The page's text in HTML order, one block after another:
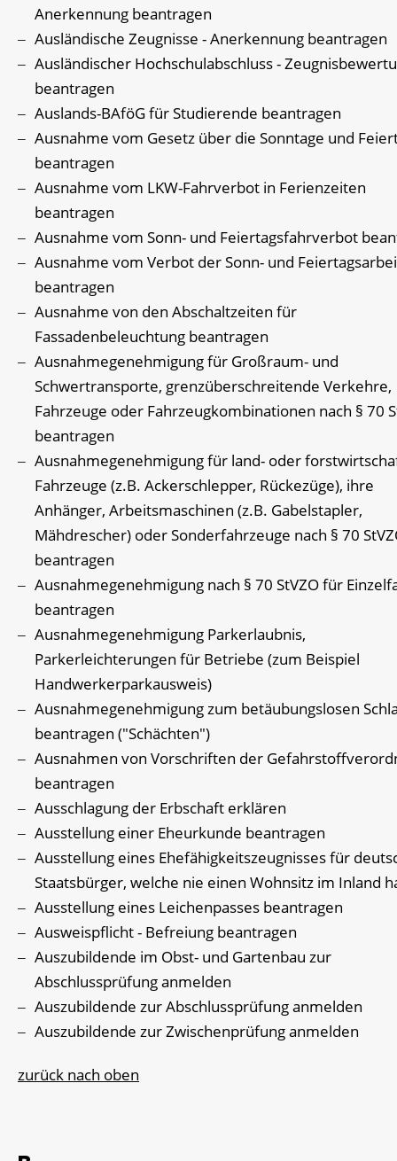
Anerkennung beantragen
Ausländische Zeugnisse - Anerkennung beantragen
Ausländischer Hochschulabschluss -
beantragen
Auslands-BAföG für Studierende beantragen
Ausnahme vom Gesetz über die Sonntage und
beantragen
Ausnahme vom LKW-Fahrverbot in Ferienzeiten
beantragen
Ausnahme vom Sonn- und Feiertagsfahrverbot
Ausnahme vom Verbot der Sonn- und
beantragen
Ausnahme von den Abschaltzeiten für
Fassadenbeleuchtung beantragen
Ausnahmegenehmigung für Großraum- und
Schwertransporte, grenzüberschreitende Verkehre,
Fahrzeuge oder Fahrzeugkombinationen nach § 70
beantragen
Ausnahmegenehmigung für land- oder
Fahrzeuge (z.B. Ackerschlepper, Rückezüge), ihre
Anhänger, Arbeitsmaschinen (z.B. Gabelstapler,
Mähdrescher) oder Sonderfahrzeuge nach § 70
beantragen
Ausnahmegenehmigung nach § 70 StVZO für
beantragen
Ausnahmegenehmigung Parkerlaubnis,
Parkerleichterungen für Betriebe (zum Beispiel
Handwerkerparkausweis)
Ausnahmegenehmigung zum betäubungslosen
beantragen ("Schächten")
Ausnahmen von Vorschriften der
beantragen
Ausschlagung der Erbschaft erklären
Ausstellung einer Eheurkunde beantragen
Ausstellung eines Ehefähigkeitszeugnisses für
Staatsbürger, welche nie einen Wohnsitz im Inland
Ausstellung eines Leichenpasses beantragen
Ausweispflicht - Befreiung beantragen
Auszubildende im Obst- und Gartenbau zur
Abschlussprüfung anmelden
Auszubildende zur Abschlussprüfung anmelden
Auszubildende zur Zwischenprüfung anmelden
zurück nach oben